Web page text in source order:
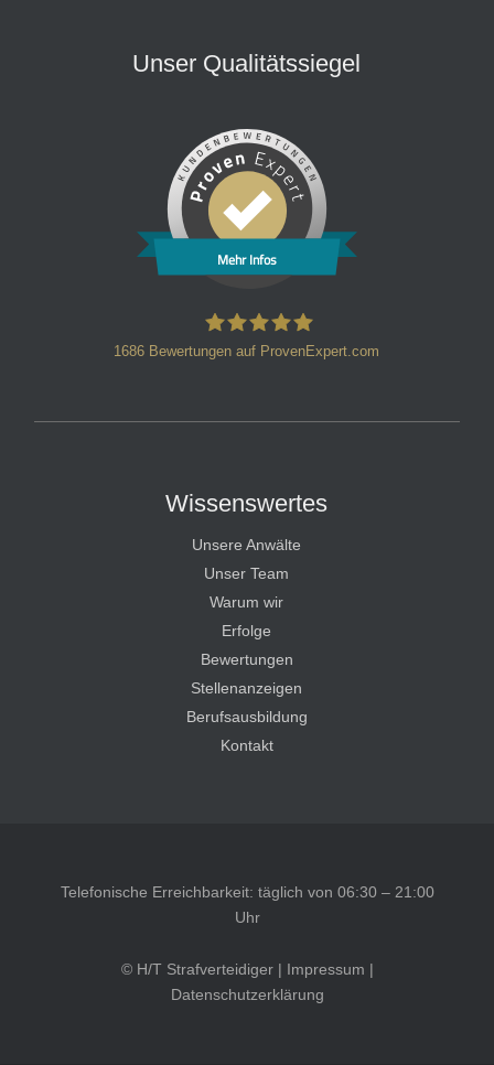
Unser Qualitätssiegel
Mehr Infos
1686 Bewertungen auf ProvenExpert.com
Wissenswertes
Unsere Anwälte
Unser Team
Warum wir
Erfolge
Bewertungen
Stellenanzeigen
Berufsausbildung
Kontakt
Telefonische Erreichbarkeit: täglich von 06:30 – 21:00
Uhr
© H/T Strafverteidiger | Impressum |
Datenschutzerklärung